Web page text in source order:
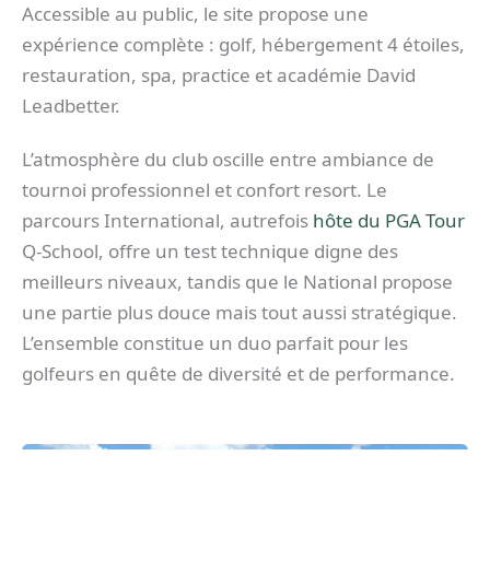
Accessible au public, le site propose une
expérience complète : golf, hébergement 4 étoiles,
restauration, spa, practice et académie David
Leadbetter.
L’atmosphère du club oscille entre ambiance de
tournoi professionnel et confort resort. Le
parcours International, autrefois hôte du PGA Tour
Q-School, offre un test technique digne des
meilleurs niveaux, tandis que le National propose
une partie plus douce mais tout aussi stratégique.
L’ensemble constitue un duo parfait pour les
golfeurs en quête de diversité et de performance.